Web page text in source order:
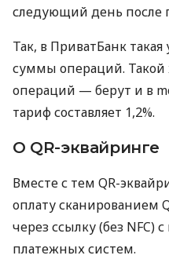
следующий день после
Так, в ПриватБанк такая
суммы операций.
операций — берут и в
тариф составляет 1,2%.
О QR-эквайринге
Вместе с тем QR-
оплату сканированием
через ссылку (без NFC)
платежных систем.